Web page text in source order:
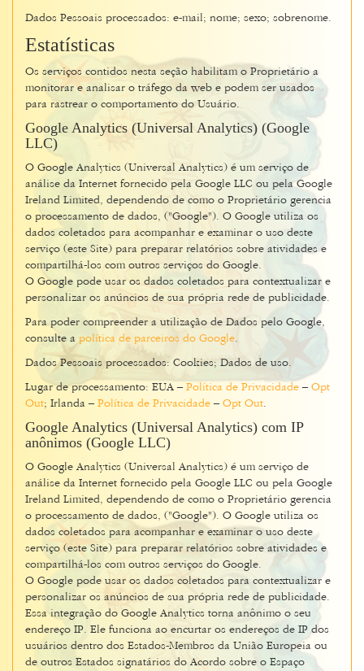
Dados Pessoais processados: e-mail; nome; sexo; sobrenome.
Estatísticas
Os serviços contidos nesta seção habilitam o Proprietário a
monitorar e analisar o tráfego da web e podem ser usados
para rastrear o comportamento do Usuário.
Google Analytics (Universal Analytics) (Google
LLC)
O Google Analytics (Universal Analytics) é um serviço de
análise da Internet fornecido pela Google LLC ou pela Google
Ireland Limited, dependendo de como o Proprietário gerencia
o processamento de dados, ("Google"). O Google utiliza os
dados coletados para acompanhar e examinar o uso deste
serviço (este Site) para preparar relatórios sobre atividades e
compartilhá-los com outros serviços do Google.
O Google pode usar os dados coletados para contextualizar e
personalizar os anúncios de sua própria rede de publicidade.
Para poder compreender a utilização de Dados pelo Google,
consulte a política de parceiros do Google.
Dados Pessoais processados: Cookies; Dados de uso.
Lugar de processamento: EUA – Política de Privacidade – Opt
Out; Irlanda – Política de Privacidade – Opt Out.
Google Analytics (Universal Analytics) com IP
anônimos (Google LLC)
O Google Analytics (Universal Analytics) é um serviço de
análise da Internet fornecido pela Google LLC ou pela Google
Ireland Limited, dependendo de como o Proprietário gerencia
o processamento de dados, ("Google"). O Google utiliza os
dados coletados para acompanhar e examinar o uso deste
serviço (este Site) para preparar relatórios sobre atividades e
compartilhá-los com outros serviços do Google.
O Google pode usar os dados coletados para contextualizar e
personalizar os anúncios de sua própria rede de publicidade.
Essa integração do Google Analytics torna anônimo o seu
endereço IP. Ele funciona ao encurtar os endereços de IP dos
usuários dentro dos Estados-Membros da União Europeia ou
de outros Estados signatários do Acordo sobre o Espaço